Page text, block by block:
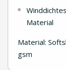
Material
Material:
gsm